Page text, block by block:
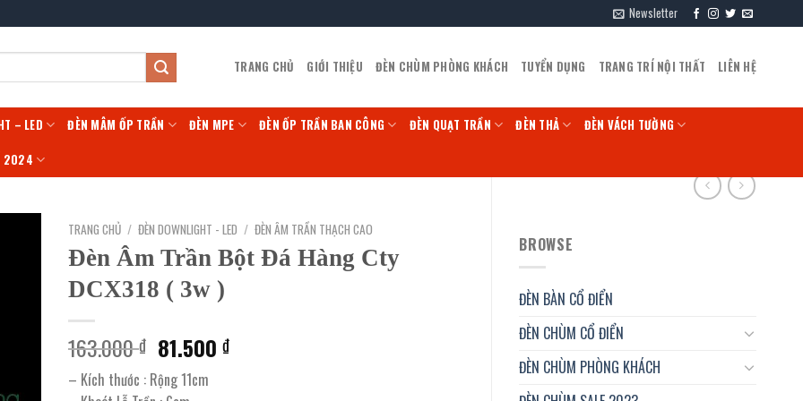
Newsletter
TRANG CHỦ GIỚI THIỆU ĐÈN CHÙM PHÒNG KHÁCH TUYỂN DỤNG TRANG TRÍ NỘI THẤT LIÊN HỆ
– LED ĐÈN MÂM ỐP TRẦN ĐÈN MPE ĐÈN ỐP TRẦN BAN CÔNG ĐÈN QUẠT TRẦN ĐÈN THẢ ĐÈN VÁCH TƯỜNG
2024
BROWSE
ĐÈN BÀN CỔ ĐIỂN
ĐÈN CHÙM CỔ ĐIỂN
ĐÈN CHÙM PHÒNG KHÁCH
TRANG CHỦ / ĐÈN DOWNLIGHT - LED / ĐÈN ÂM TRẦN THẠCH CAO
Đèn Âm Trần Bột Đá Hàng Cty
DCX318 ( 3w )
163.000₫ Giá
gốc
là:
81.500₫Giá
– Kích thước : Rộng 11cm